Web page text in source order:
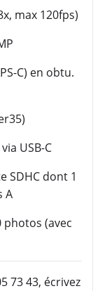
max 120fps)
C) en obtu.
USB-C
SDHC dont 1
A
photos (avec
73 43, écrivez